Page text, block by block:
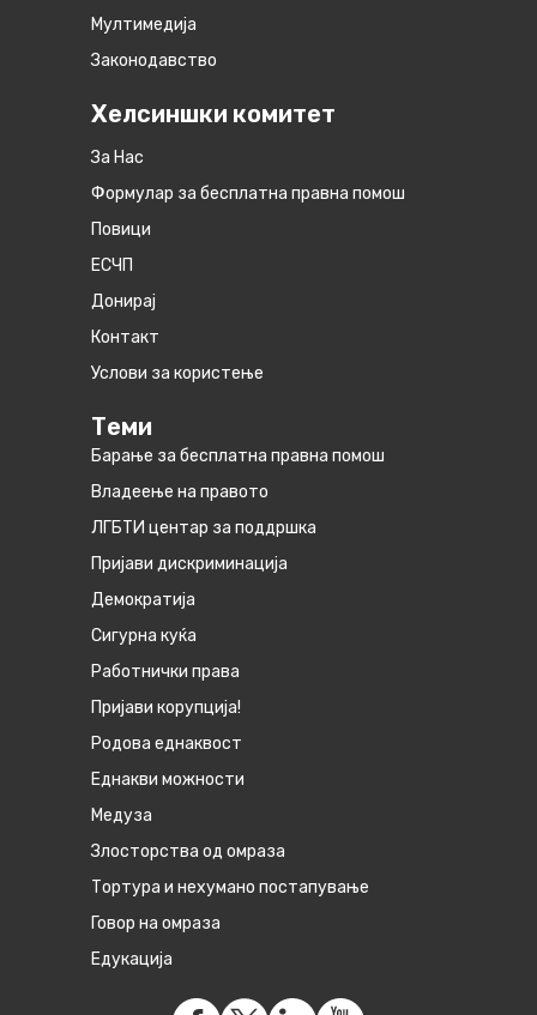
Мултимедија
Законодавство
Хелсиншки комитет
За Нас
Формулар за бесплатна правна помош
Повици
ЕСЧП
Донирај
Контакт
Услови за користење
Теми
Барање за бесплатна правна помош
Владеење на правото
ЛГБТИ центар за поддршка
Пријави дискриминација
Демократија
Сигурна куќа
Работнички права
Пријави корупција!
Родова еднаквост
Eднакви можности
Медуза
Злосторства од омраза
Тортура и нехумано постапување
Говор на омраза
Едукација